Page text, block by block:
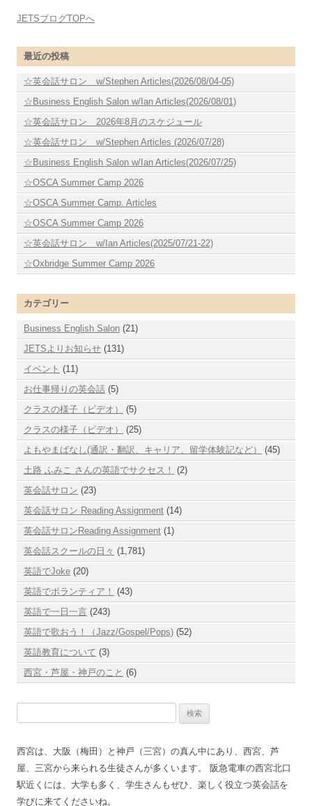
JETSブログTOPへ
最近の投稿
☆英会話サロン w/Stephen Articles(2026/08/04-05)
☆Business English Salon w/Ian Articles(2026/08/01)
☆英会話サロン 2026年8月のスケジュール
☆英会話サロン w/Stephen Articles (2026/07/28)
☆Business English Salon w/Ian Articles(2026/07/25)
☆OSCA Summer Camp 2026
☆OSCA Summer Camp. Articles
☆OSCA Summer Camp 2026
☆英会話サロン w/Ian Articles(2025/07/21-22)
☆Oxbridge Summer Camp 2026
カテゴリー
Business English Salon (21)
JETSよりお知らせ (131)
イベント (11)
お仕事帰りの英会話 (5)
クラスの様子（ビデオ）
(5)
クラスの様子（ビデオ）
(25)
よもやまばなし(通訳・翻訳、キャリア、留学体験記など）
(45)
土路 ふみこ さんの英語でサクセス！
(2)
英会話サロン (23)
英会話サロン Reading Assignment (14)
英会話サロンReading Assignment (1)
英会話スクールの日々 (1,781)
英語でJoke (20)
英語でボランティア！
(43)
英語で一日一言 (243)
英語で歌おう！（Jazz/Gospel/Pops) (52)
英語教育について (3)
西宮・芦屋・神戸のこと (6)
西宮は、大阪（梅田）と神戸（三宮）の真ん中にあり、西宮、芦
屋、三宮から来られる生徒さんが多くいます。 阪急電車の西宮北口
駅近くには、大学も多く、学生さんもぜひ、楽しく役立つ英会話を
学びに来てくださいね。